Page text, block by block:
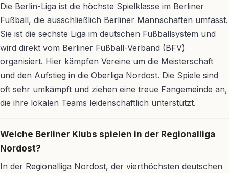
Die Berlin-Liga ist die höchste Spielklasse im Berliner
Fußball, die ausschließlich Berliner Mannschaften umfasst.
Sie ist die sechste Liga im deutschen Fußballsystem und
wird direkt vom Berliner Fußball-Verband (BFV)
organisiert. Hier kämpfen Vereine um die Meisterschaft
und den Aufstieg in die Oberliga Nordost. Die Spiele sind
oft sehr umkämpft und ziehen eine treue Fangemeinde an,
die ihre lokalen Teams leidenschaftlich unterstützt.
Welche Berliner Klubs spielen in der Regionalliga
Nordost?
In der Regionalliga Nordost, der vierthöchsten deutschen